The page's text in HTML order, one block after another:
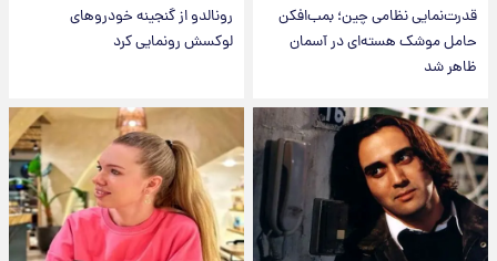
قدرت‌نمایی نظامی چین؛ بمب‌افکن
حامل موشک هسته‌ای در آسمان
ظاهر شد
رونالدو از گنجینه خودروهای
لوکسش رونمایی کرد